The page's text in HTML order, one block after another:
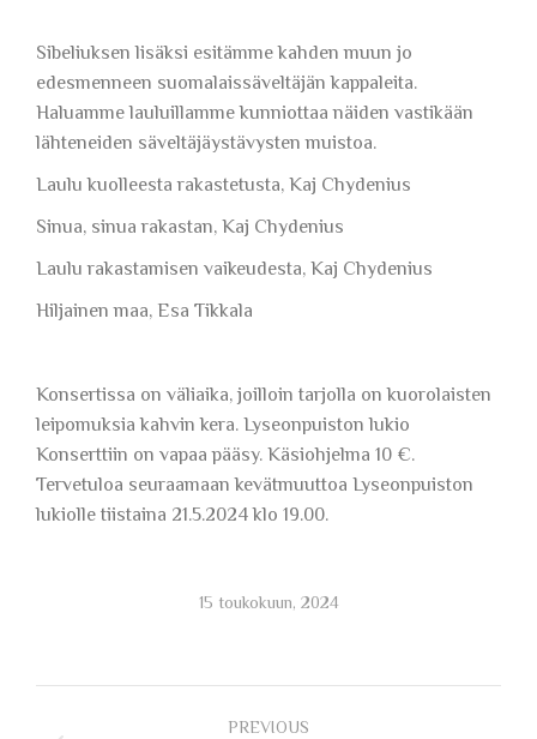
Sibeliuksen lisäksi esitämme kahden muun jo
edesmenneen suomalaissäveltäjän kappaleita.
Haluamme lauluillamme kunniottaa näiden vastikään
lähteneiden säveltäjäystävysten muistoa.
Laulu kuolleesta rakastetusta, Kaj Chydenius
Sinua, sinua rakastan, Kaj Chydenius
Laulu rakastamisen vaikeudesta, Kaj Chydenius
Hiljainen maa, Esa Tikkala
Konsertissa on väliaika, joilloin tarjolla on kuorolaisten
leipomuksia kahvin kera. Lyseonpuiston lukio
Konserttiin on vapaa pääsy. Käsiohjelma 10 €.
Tervetuloa seuraamaan kevätmuuttoa Lyseonpuiston
lukiolle tiistaina 21.5.2024 klo 19.00.
15 toukokuun, 2024
Post PREVIOUS